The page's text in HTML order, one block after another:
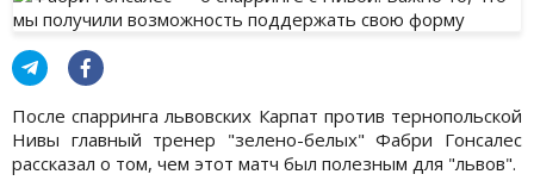
После спарринга львовских Карпат против тернопольской
Нивы главный тренер "зелено-белых" Фабри Гонсалес
рассказал о том, чем этот матч был полезным для "львов".